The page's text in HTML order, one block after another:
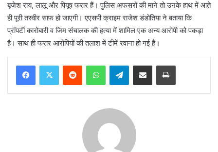
बृजेश राय, लालू और पियूष फरार हैं। पुलिस अफसरों की माने तो उनके हाथ में आते
ही पूरी तस्वीर साफ हो जाएगी। एएसपी क्राइम राजेश डंडोतिया ने बताया कि
प्रॉपर्टी कारोबारी व जिम संचालक की हत्या में शामिल एक अन्य आरोपी को पकड़ा
है। साथ ही फरार आरोपियों की तलाश में टीमें रवाना हो गई हैं।
Telegram